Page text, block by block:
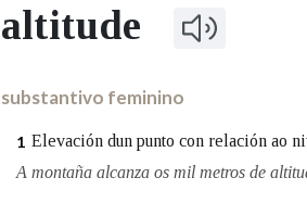
BUSCAR NOS LEMAS
Remata por
altitude
substantivo feminino
1 Elevación dun punto con relación ao
A montaña alcanza os mil metros de